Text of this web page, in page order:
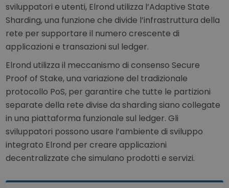
sviluppatori e utenti, Elrond utilizza l’Adaptive State
Sharding, una funzione che divide l’infrastruttura della
rete per supportare il numero crescente di
applicazioni e transazioni sul ledger.
Elrond utilizza il meccanismo di consenso Secure
Proof of Stake, una variazione del tradizionale
protocollo PoS, per garantire che tutte le partizioni
separate della rete divise da sharding siano collegate
in una piattaforma funzionale sul ledger. Gli
sviluppatori possono usare l’ambiente di sviluppo
integrato Elrond per creare applicazioni
decentralizzate che simulano prodotti e servizi.